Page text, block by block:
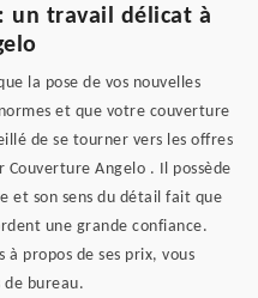
un travail délicat à
la pose de vos nouvelles
et que votre couverture
de se tourner vers les offres
Couverture Angelo . Il possède
et son sens du détail fait que
une grande confiance.
propos de ses prix, vous
de bureau.